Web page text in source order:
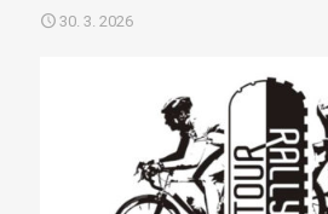
30. 3. 2026